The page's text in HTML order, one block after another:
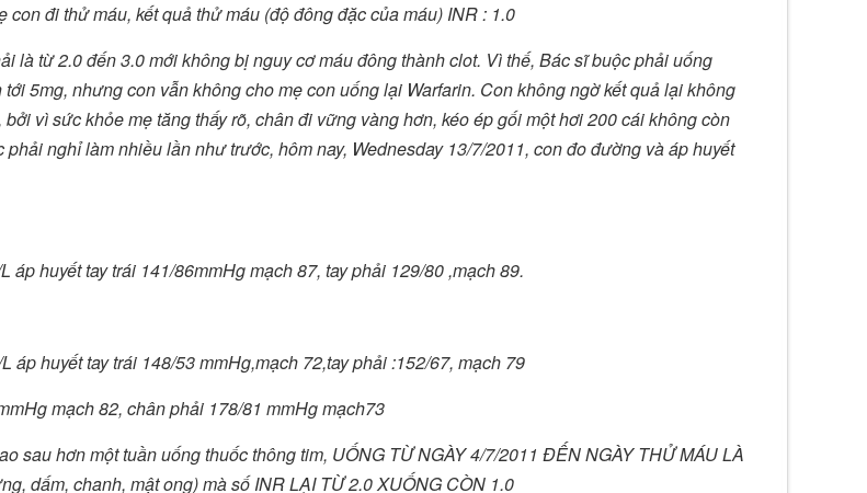
con đi thử máu, kết quả thử máu (độ đông đặc của máu) INR : 1.0
là từ 2.0 đến 3.0 mới không bị nguy cơ máu đông thành clot. Vì thế, Bác sĩ buộc phải uống
tới 5mg, nhưng con vẫn không cho mẹ con uống lại Warfarin. Con không ngờ kết quả lại không
vì sức khỏe mẹ tăng thấy rõ, chân đi vững vàng hơn, kéo ép gối một hơi 200 cái không còn
phải nghỉ làm nhiều lần như trước, hôm nay, Wednesday 13/7/2011, con đo đường và áp huyết
áp huyết tay trái 141/86mmHg mạch 87, tay phải 129/80 ,mạch 89.
áp huyết tay trái 148/53 mmHg,mạch 72,tay phải :152/67, mạch 79
mạch 82, chân phải 178/81 mmHg mạch73
sau hơn một tuần uống thuốc thông tim, UỐNG TỪ NGÀY 4/7/2011 ĐẾN NGÀY THỬ MÁU LÀ
dấm, chanh, mật ong) mà số INR LẠI TỪ 2.0 XUỐNG CÒN 1.0